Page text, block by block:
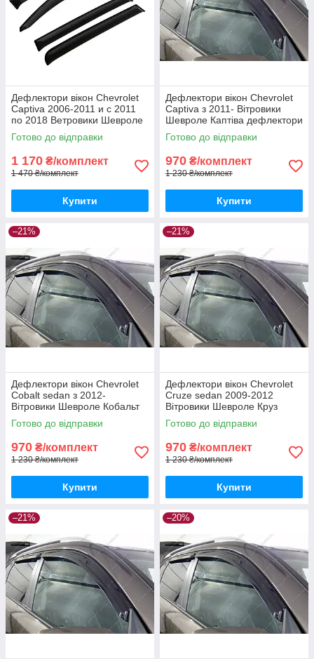
Дефлектори вікон Chevrolet
Captiva 2006-2011 и с 2011
по 2018 Ветровики Шевроле
Каптіва дефлектори 4шт з
2006
Готово до відправки
1 170 ₴/комплект
1 470 ₴/комплект
Купити
Дефлектори вікон Chevrolet
Captiva з 2011- Вітровики
Шевроле Каптіва дефлектори
4шт з 2011-
Готово до відправки
970 ₴/комплект
1 230 ₴/комплект
Купити
–21%
Дефлектори вікон Chevrolet
Cobalt sedan з 2012-
Вітровики Шевроле Кобальт
дефлектори 4шт з 2012-
Готово до відправки
970 ₴/комплект
1 230 ₴/комплект
Купити
–21%
Дефлектори вікон Chevrolet
Cruze sedan 2009-2012
Вітровики Шевроле Круз
седан дефлектори 4шт з
2009 по 2012
Готово до відправки
970 ₴/комплект
1 230 ₴/комплект
Купити
–21% –20%